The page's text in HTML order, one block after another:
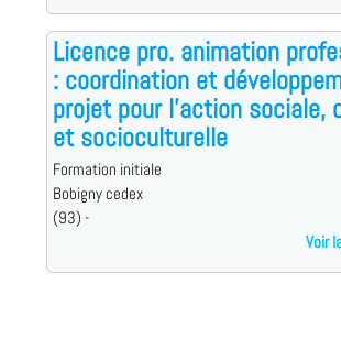
Licence pro. animation
: coordination et
projet pour l'action sociale,
et socioculturelle
Formation initiale
Bobigny cedex
(93) -
Voir